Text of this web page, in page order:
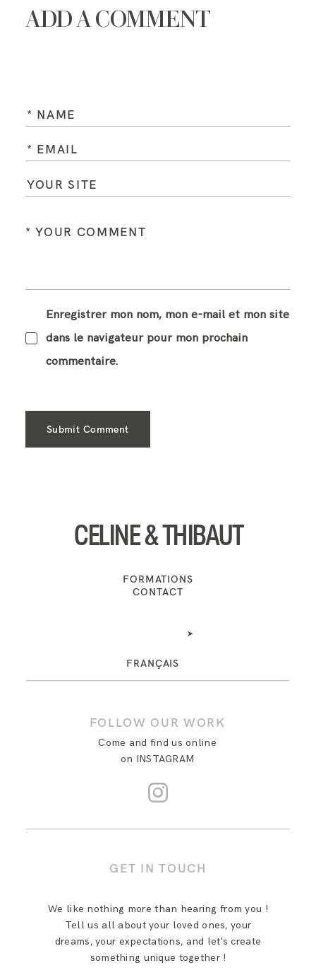
ADD A COMMENT
Enregistrer mon nom, mon e-mail et mon site
dans le navigateur pour mon prochain
commentaire.
CELINE & THIBAUT
GET IN TOUCH
FOLLOW OUR WORK
We like nothing more than hearing from you !
Tell us all about your loved ones, your
dreams, your expectations, and let's create
something unique together !
Come and find us online
on INSTAGRAM
FORMATIONS